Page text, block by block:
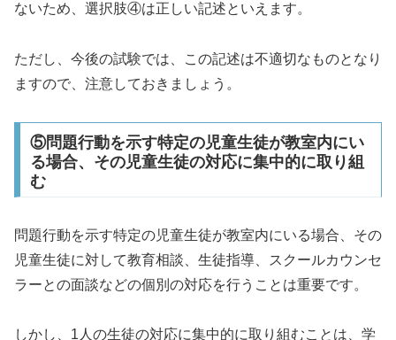
ないため、選択肢④は正しい記述といえます。
ただし、今後の試験では、この記述は不適切なものとなり
ますので、注意しておきましょう。
⑤問題行動を示す特定の児童生徒が教室内にい
る場合、その児童生徒の対応に集中的に取り組
む
問題行動を示す特定の児童生徒が教室内にいる場合、その
児童生徒に対して教育相談、生徒指導、スクールカウンセ
ラーとの面談などの個別の対応を行うことは重要です。
しかし、1人の生徒の対応に集中的に取り組むことは、学